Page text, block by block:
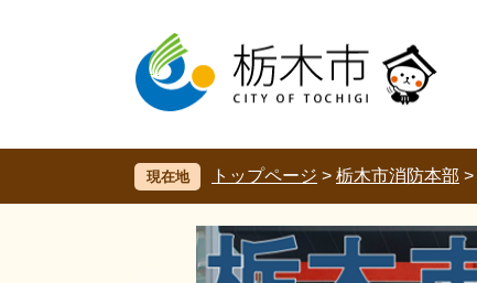
で
ば
現在地 トップページ > 栃木市消防本部 >